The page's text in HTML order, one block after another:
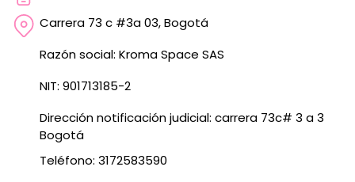
Carrera 73 c #3a 03, Bogotá
Razón social: Kroma Space SAS
NIT: 901713185-2
Dirección notificación judicial: carrera 73c# 3 a 3
Bogotá
Teléfono: 3172583590